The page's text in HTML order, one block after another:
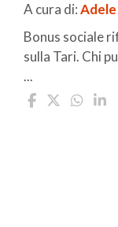
A cura di:
Bonus sociale
sulla Tari. Chi
...